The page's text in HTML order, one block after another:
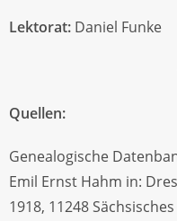
Lektorat: Daniel Funke
Quellen:
Genealogische
Emil Ernst Hahm in:
1918, 11248